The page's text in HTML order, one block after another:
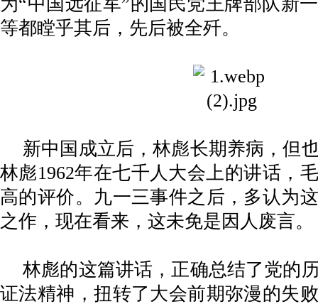
等都瞠乎其后，先后被全歼。
新中国成立后，林彪长期养病，但
林彪1962年在七千人大会上的讲话，
高的评价。九一三事件之后，多认为
之作，现在看来，这未免是因人废言。
林彪的这篇讲话，正确总结了党的
证法精神，扭转了大会前期弥漫的失